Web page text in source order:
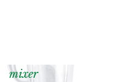
mixer